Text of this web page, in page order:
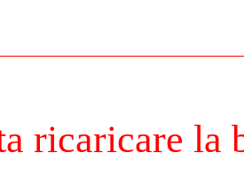
ricaricare la